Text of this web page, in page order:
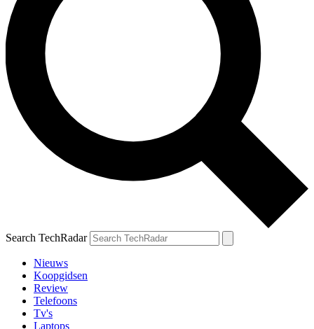
Search TechRadar
Nieuws
Koopgidsen
Review
Telefoons
Tv's
Laptops